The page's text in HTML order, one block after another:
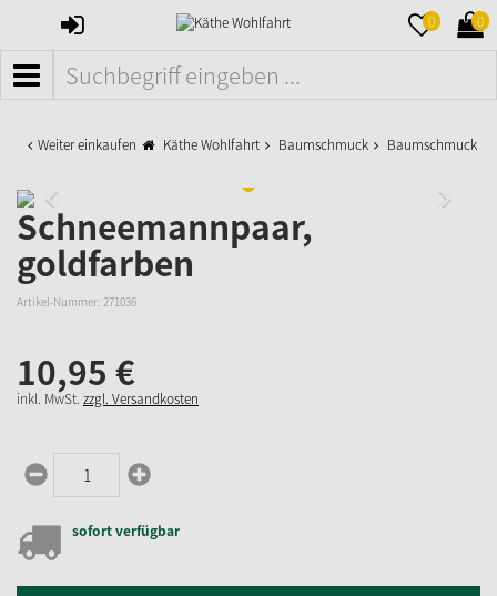
ANMELDEN 0 0
MENÜ
Weiter einkaufen Käthe Wohlfahrt Baumschmuck Baumschmuck
Schneemannpaar,
goldfarben
Artikel-Nummer: 271036
10,95 €
inkl. MwSt. zzgl. Versandkosten
sofort verfügbar